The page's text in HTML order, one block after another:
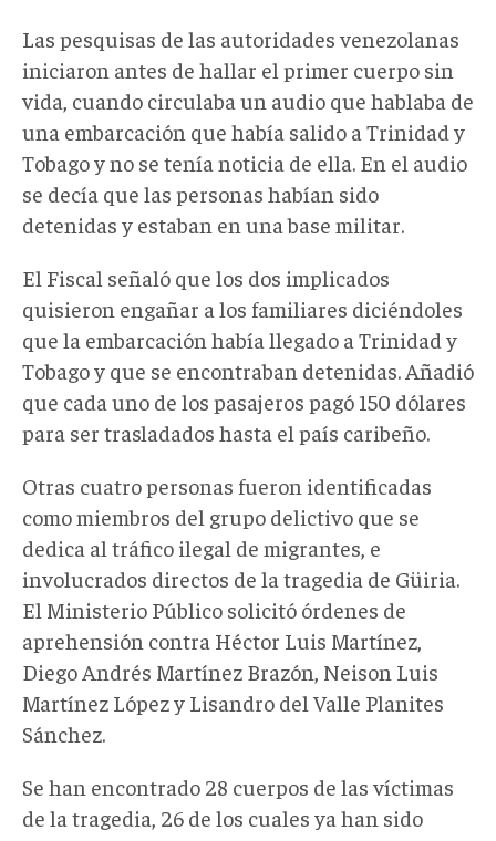
Las pesquisas de las autoridades venezolanas
iniciaron antes de hallar el primer cuerpo sin
vida, cuando circulaba un audio que hablaba de
una embarcación que había salido a Trinidad y
Tobago y no se tenía noticia de ella. En el audio
se decía que las personas habían sido
detenidas y estaban en una base militar.
El Fiscal señaló que los dos implicados
quisieron engañar a los familiares diciéndoles
que la embarcación había llegado a Trinidad y
Tobago y que se encontraban detenidas. Añadió
que cada uno de los pasajeros pagó 150 dólares
para ser trasladados hasta el país caribeño.
Otras cuatro personas fueron identificadas
como miembros del grupo delictivo que se
dedica al tráfico ilegal de migrantes, e
involucrados directos de la tragedia de Güiria.
El Ministerio Público solicitó órdenes de
aprehensión contra Héctor Luis Martínez,
Diego Andrés Martínez Brazón, Neison Luis
Martínez López y Lisandro del Valle Planites
Sánchez.
Se han encontrado 28 cuerpos de las víctimas
de la tragedia, 26 de los cuales ya han sido